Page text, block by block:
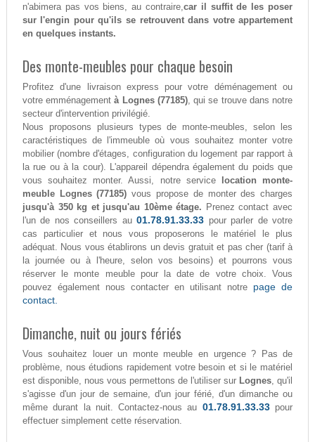
n'abimera pas vos biens, au contraire,car il suffit de les poser
sur l'engin pour qu'ils se retrouvent dans votre appartement
en quelques instants.
Des monte-meubles pour chaque besoin
Profitez d'une livraison express pour votre déménagement ou
votre emménagementà Lognes (77185), qui se trouve dans notre
secteur d'intervention privilégié.
Nous proposons plusieurs types de monte-meubles, selon les
caractéristiques de l'immeuble où vous souhaitez monter votre
mobilier (nombre d'étages, configuration du logement par rapport à
la rue ou à la cour). L'appareil dépendra également du poids que
vous souhaitez monter. Aussi, notre service
location monte-
meuble Lognes (77185) vous propose de monter des charges
jusqu'à 350 kg et jusqu'au 10ème étage. Prenez contact avec
l'un de nos conseillers au01.78.91.33.33 pour parler de votre
cas particulier et nous vous proposerons le matériel le plus
adéquat. Nous vous établirons un devis gratuit et pas cher (tarif à
la journée ou à l'heure, selon vos besoins) et pourrons vous
réserver le monte meuble pour la date de votre choix. Vous
pouvez également nous contacter en utilisant notre page de
contact.
Dimanche, nuit ou jours fériés
Vous souhaitez louer un monte meuble en urgence ? Pas de
problème, nous étudions rapidement votre besoin et si le matériel
est disponible, nous vous permettons de l'utiliser sur Lognes, qu'il
s'agisse d'un jour de semaine, d'un jour férié, d'un dimanche ou
même durant la nuit. Contactez-nous au 01.78.91.33.33 pour
effectuer simplement cette réservation.